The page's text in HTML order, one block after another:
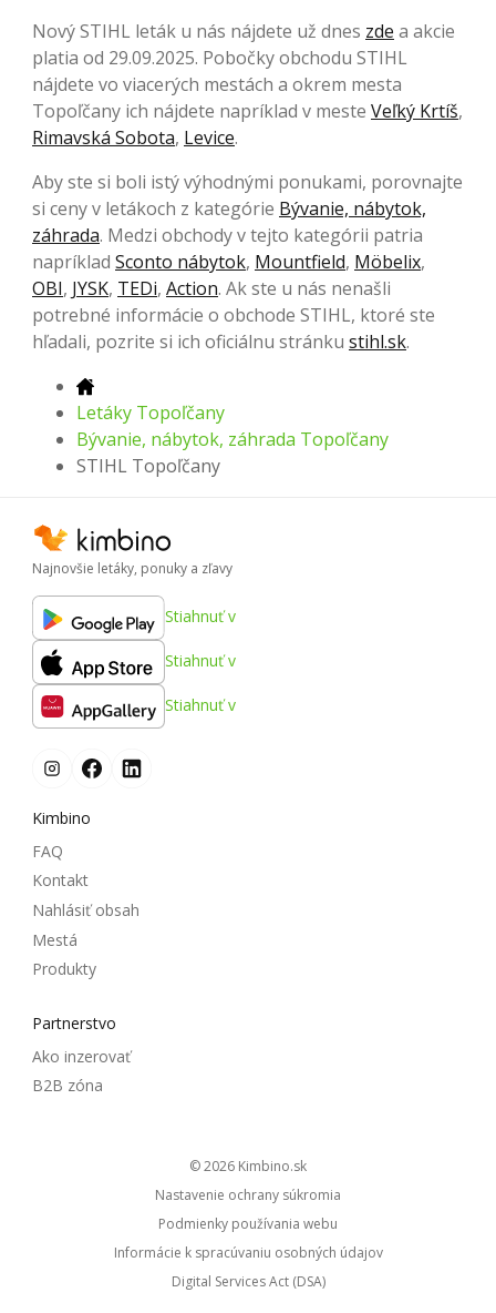
Nový STIHL leták u nás nájdete už dnes zde a akcie
platia od 29.09.2025. Pobočky obchodu STIHL
nájdete vo viacerých mestách a okrem mesta
Topoľčany ich nájdete napríklad v meste Veľký Krtíš,
Rimavská Sobota, Levice.
Aby ste si boli istý výhodnými ponukami, porovnajte
si ceny v letákoch z kategórie Bývanie, nábytok,
záhrada. Medzi obchody v tejto kategórii patria
napríklad Sconto nábytok, Mountfield, Möbelix,
OBI, JYSK, TEDi, Action. Ak ste u nás nenašli
potrebné informácie o obchode STIHL, ktoré ste
hľadali, pozrite si ich oficiálnu stránku stihl.sk.
Letáky Topoľčany
Bývanie, nábytok, záhrada Topoľčany
STIHL Topoľčany
Najnovšie letáky, ponuky a zľavy
Stiahnuť v
Stiahnuť v
Stiahnuť v
Kimbino
FAQ
Kontakt
Nahlásiť obsah
Mestá
Produkty
Partnerstvo
Ako inzerovať
B2B zóna
© 2026
kimbino.sk
Nastavenie ochrany súkromia
Podmienky používania webu
Informácie k spracúvaniu osobných údajov
Digital Services Act (DSA)